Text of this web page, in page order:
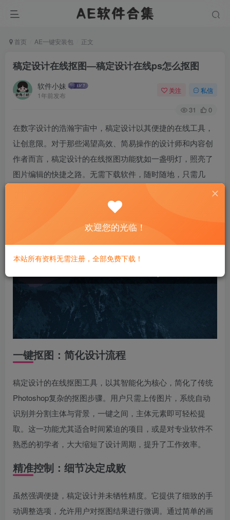
首页 AE一键安装包 正文
稿定设计在线抠图—稿定设计在线ps怎么抠图
软件小妹
1年前发布
关注 私信
31 0
在数字设计的浩瀚宇宙中，稿定设计以其便捷的在线工具，
让创意限。对于那些渴望高效、简易操作的设计师和内容创
作者而言，稿定设计的在线抠图功能犹如一盏明灯，照亮了
图片编辑的快捷之路。无需下载软件，随时随地，只需几
一键抠图：简化设计流程
稿定设计的在线抠图工具，以其智能化为核心，简化了传统
Photoshop复杂的抠图步骤。用户只需上传图片，系统自动
识别并分割主体与背景，一键之间，主体元素即可轻松提
取。这一功能尤其适合时间紧迫的项目，或是对专业软件不
熟悉的初学者，大大缩短了设计周期，提升了工作效率。
精准控制：细节决定成败
虽然强调便捷，稿定设计并未牺牲精度。它提供了细致的手
动调整选项，允许用户对抠图结果进行微调。通过简单的画
欢迎您的光临！
本站所有资料无需注册，全部免费下载！